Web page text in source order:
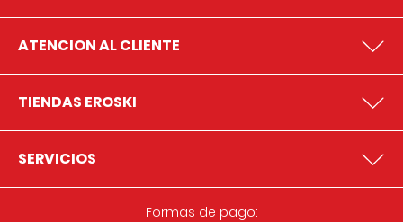
ATENCION AL CLIENTE
TIENDAS EROSKI
SERVICIOS
Formas de pago: